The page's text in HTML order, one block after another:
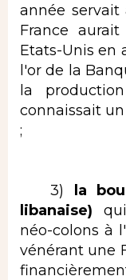
année
France
Etats-Unis en
l'or de la
la
connaissait
;
3) la
libanaise)
néo-colons à
vénérant une